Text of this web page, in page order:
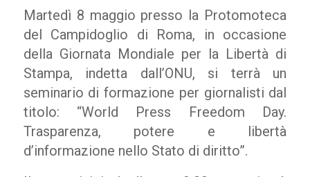
Martedì 8 maggio presso la Protomoteca
del Campidoglio di Roma, in occasione
della Giornata Mondiale per la Libertà di
Stampa, indetta dall’ONU, si terrà un
seminario di formazione per giornalisti dal
titolo: “World Press Freedom Day.
Trasparenza, potere e libertà
d’informazione nello Stato di diritto”.